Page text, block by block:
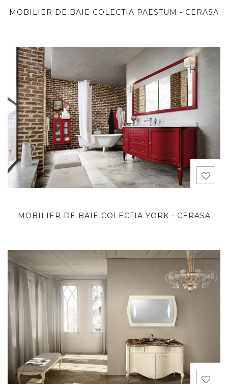
MOBILIER DE BAIE COLECTIA PAESTUM - CERASA
MOBILIER DE BAIE COLECTIA YORK - CERASA